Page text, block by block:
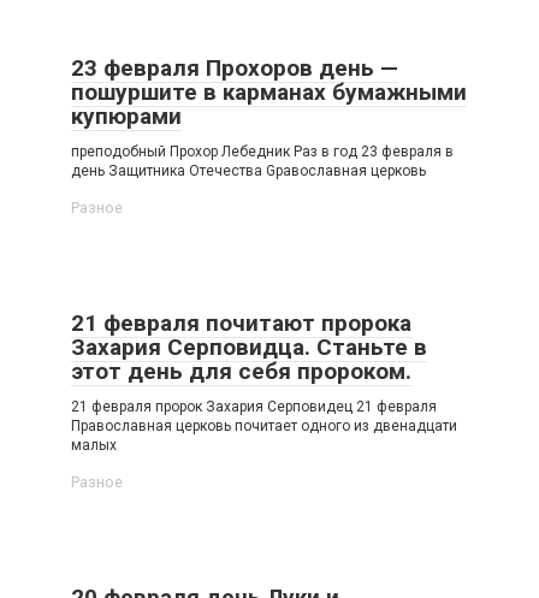
23 февраля Прохоров день —
пошуршите в карманах бумажными
купюрами
преподобный Прохор Лебедник Раз в год 23 февраля в
день Защитника Отечества Gравославная церковь
Разное
21 февраля почитают пророка
Захария Серповидца. Станьте в
этот день для себя пророком.
21 февраля пророк Захария Серповидец 21 февраля
Православная церковь почитает одного из двенадцати
малых
Разное